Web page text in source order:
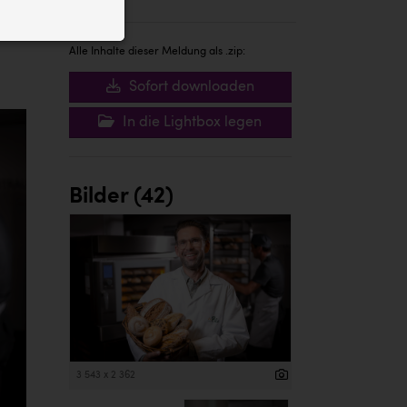
Alle Inhalte dieser Meldung als .zip:
Sofort downloaden
In die Lightbox legen
Bilder (42)
3 543 x 2 362
Website